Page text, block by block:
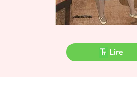
Ogres, monstres et sorcières
Lire